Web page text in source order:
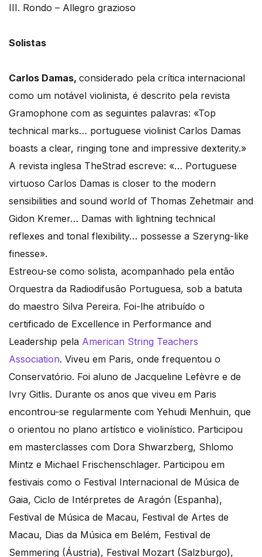
III. Rondo – Allegro grazioso
Solistas
Carlos Damas, considerado pela crítica internacional
como um notável violinista, é descrito pela revista
Gramophone com as seguintes palavras: «Top
technical marks… portuguese violinist Carlos Damas
boasts a clear, ringing tone and impressive dexterity.»
A revista inglesa TheStrad escreve: «… Portuguese
virtuoso Carlos Damas is closer to the modern
sensibilities and sound world of Thomas Zehetmair and
Gidon Kremer… Damas with lightning technical
reflexes and tonal flexibility… possesse a Szeryng-like
finesse».
Estreou-se como solista, acompanhado pela então
Orquestra da Radiodifusão Portuguesa, sob a batuta
do maestro Silva Pereira. Foi-lhe atribuído o
certificado de Excellence in Performance and
Leadership pela American String Teachers
Association. Viveu em Paris, onde frequentou o
Conservatório. Foi aluno de Jacqueline Lefèvre e de
Ivry Gitlis. Durante os anos que viveu em Paris
encontrou-se regularmente com Yehudi Menhuin, que
o orientou no plano artístico e violinístico. Participou
em masterclasses com Dora Shwarzberg, Shlomo
Mintz e Michael Frischenschlager. Participou em
festivais como o Festival Internacional de Música de
Gaia, Ciclo de Intérpretes de Aragón (Espanha),
Festival de Música de Macau, Festival de Artes de
Macau, Dias da Música em Belém, Festival de
Semmering (Áustria), Festival Mozart (Salzburgo),